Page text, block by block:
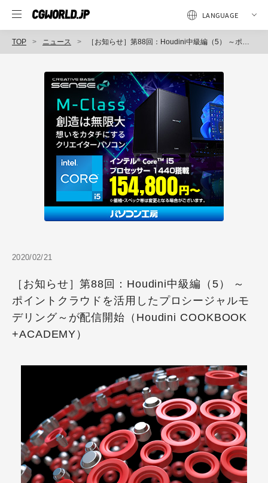
TOP ニュース ［お知らせ］第88回：Houdini中級編（5） ～ポイントクラウドを活用したプロシージャルモデリング～が配信開始（Houdini COOKBOOK +ACADEMY）
2020/02/21
［お知らせ］第88回：Houdini中級編（5） ～
ポイントクラウドを活用したプロシージャルモ
デリング～が配信開始（Houdini COOKBOOK
+ACADEMY）